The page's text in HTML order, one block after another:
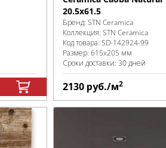
20.5x61.5
Бренд:STN Ceramica
Коллекция:STN Ceramica
Код товара:SD-142924-99
Размер:615x205 мм
Сроки доставки: 30 дней
2130 руб./м2